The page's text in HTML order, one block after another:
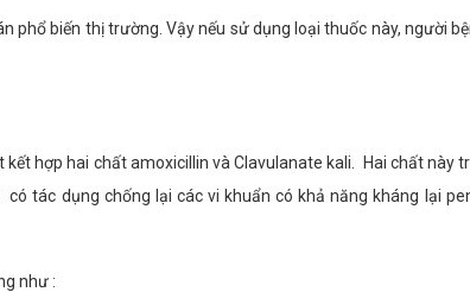
phổ biến thị trường. Vậy nếu sử dụng loại thuốc này, người
hợp hai chất amoxicillin và Clavulanate kali. Hai chất này
tác dụng chống lại các vi khuẩn có khả năng kháng lại
như :